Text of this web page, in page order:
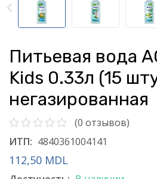
Питьевая вода
Kids 0.33л (15
негазированная
(0 отзывов)
ИТП: 4840361004141
112,50 MDL